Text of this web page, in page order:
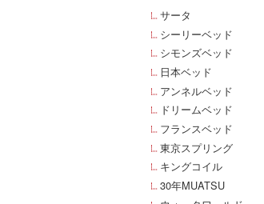
サータ
シーリーベッド
シモンズベッド
日本ベッド
アンネルベッド
ドリームベッド
フランスベッド
東京スプリング
キングコイル
30年MUATSU